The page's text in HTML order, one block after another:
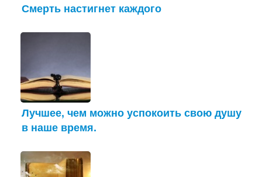
Смерть настигнет каждого
Лучшее, чем можно успокоить свою душу
в наше время.